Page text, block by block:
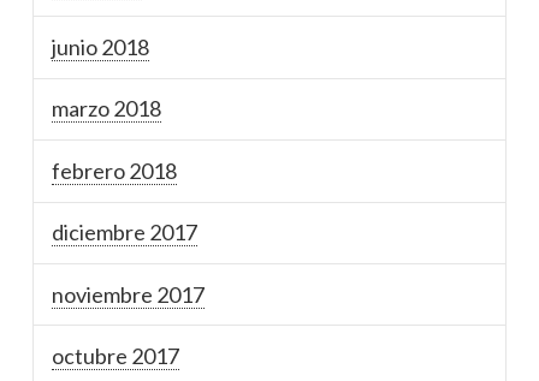
junio 2018
marzo 2018
febrero 2018
diciembre 2017
noviembre 2017
octubre 2017